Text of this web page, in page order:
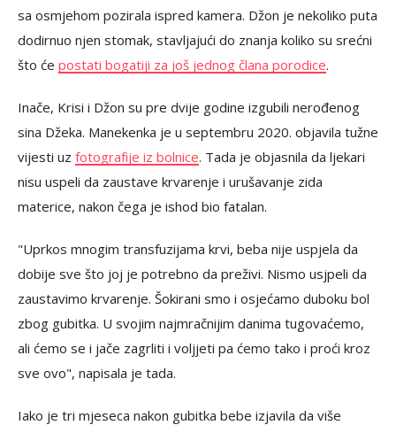
sa osmjehom pozirala ispred kamera. Džon je nekoliko puta
dodirnuo njen stomak, stavljajući do znanja koliko su srećni
što će postati bogatiji za još jednog člana porodice.
Inače, Krisi i Džon su pre dvije godine izgubili nerođenog
sina Džeka. Manekenka je u septembru 2020. objavila tužne
vijesti uz fotografije iz bolnice. Tada je objasnila da ljekari
nisu uspeli da zaustave krvarenje i urušavanje zida
materice, nakon čega je ishod bio fatalan.
"Uprkos mnogim transfuzijama krvi, beba nije uspjela da
dobije sve što joj je potrebno da preživi. Nismo usjpeli da
zaustavimo krvarenje. Šokirani smo i osjećamo duboku bol
zbog gubitka. U svojim najmračnijim danima tugovaćemo,
ali ćemo se i jače zagrliti i voljjeti pa ćemo tako i proći kroz
sve ovo", napisala je tada.
Iako je tri mjeseca nakon gubitka bebe izjavila da više